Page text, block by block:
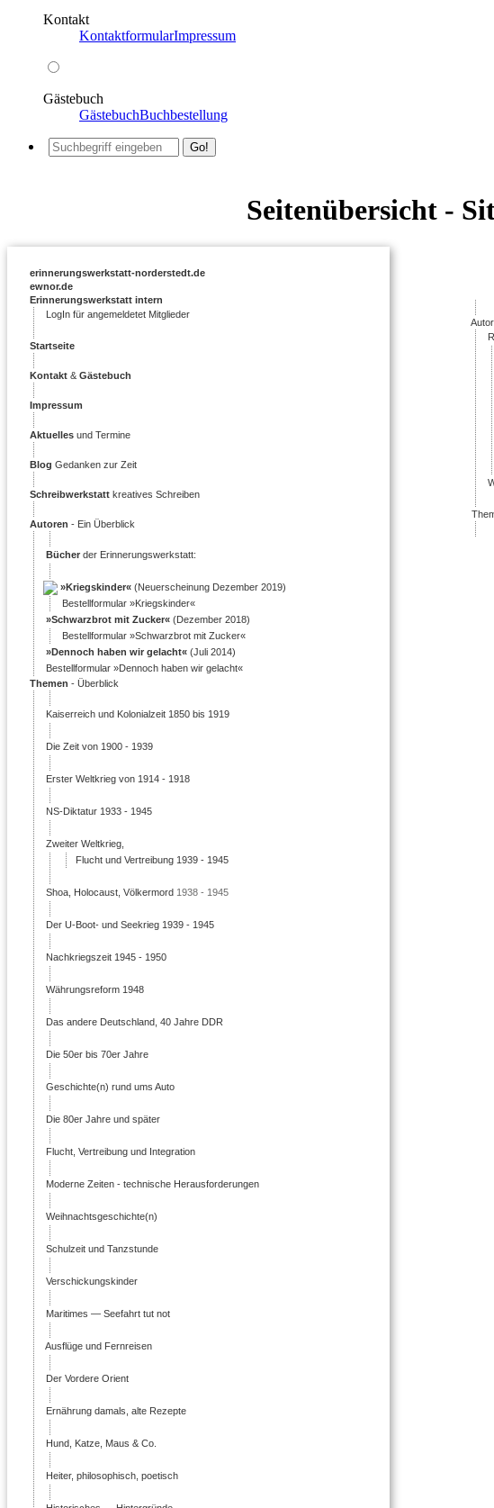
Kontakt
KontaktformularImpressum
Gästebuch
GästebuchBuchbestellung
Seitenübersicht -
erinnerungswerkstatt-norderstedt.de
ewnor.de
Erinnerungswerkstatt intern
LogIn für angemeldetet Mitglieder
Startseite
Kontakt & Gästebuch
Impressum
Aktuelles und Termine
Blog Gedanken zur Zeit
Schreibwerkstatt kreatives Schreiben
Autoren - Ein Überblick
Bücher der Erinnerungswerkstatt:
»Kriegskinder« (Neuerscheinung Dezember 2019)
Bestellformular »Kriegskinder«
»Schwarzbrot mit Zucker« (Dezember 2018)
Bestellformular »Schwarzbrot mit Zucker«
»Dennoch haben wir gelacht« (Juli 2014)
Bestellformular »Dennoch haben wir gelacht«
Themen - Überblick
Kaiserreich und Kolonialzeit 1850 bis 1919
Die Zeit von 1900 - 1939
Erster Weltkrieg von 1914 - 1918
NS-Diktatur 1933 - 1945
Zweiter Weltkrieg,
Flucht und Vertreibung 1939 - 1945
Shoa, Holocaust, Völkermord 1938 - 1945
Der U-Boot- und Seekrieg 1939 - 1945
Nachkriegszeit 1945 - 1950
Währungsreform 1948
Das andere Deutschland, 40 Jahre DDR
Die 50er bis 70er Jahre
Geschichte(n) rund ums Auto
Die 80er Jahre und später
Flucht, Vertreibung und Integration
Moderne Zeiten - technische Herausforderungen
Weihnachtsgeschichte(n)
Schulzeit und Tanzstunde
Verschickungskinder
Maritimes — Seefahrt tut not
Ausflüge und Fernreisen
Der Vordere Orient
Ernährung damals, alte Rezepte
Hund, Katze, Maus & Co.
Heiter, philosophisch, poetisch